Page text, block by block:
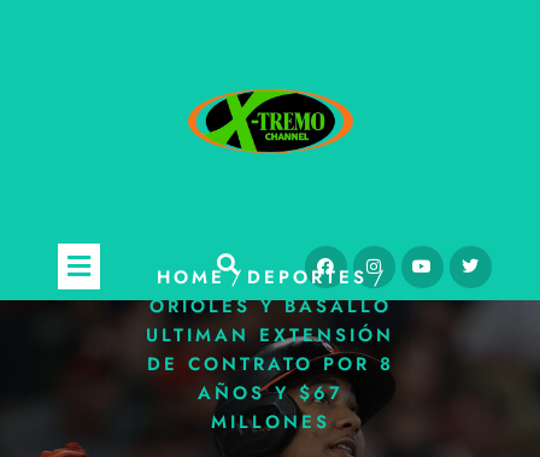
HOME/ DEPORTES/
ORIOLES Y BASALLO
ULTIMAN EXTENSIÓN
DE CONTRATO POR 8
AÑOS Y $67
MILLONES